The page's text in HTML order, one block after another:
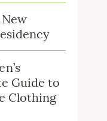
New
Guide to
Clothing